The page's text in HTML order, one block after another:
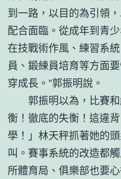
到一路，以目的為引領
配合面臨。從成年到青
在技戰術作風、練習系
員、鍛練員培育等方面
穿成長。”郭振明說。
郭振明以為，比賽
衡！徹底的失衡！這違
學！」林天秤抓著她的
叫。賽事系統的改造都
所體育局、俱樂部也要